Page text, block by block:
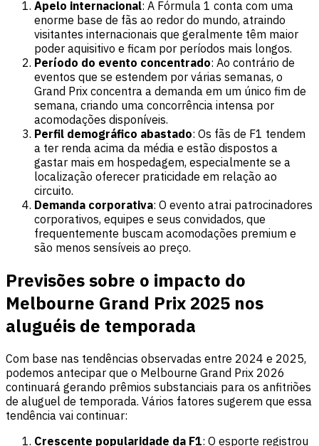
Apelo internacional: A Fórmula 1 conta com uma
enorme base de fãs ao redor do mundo, atraindo
visitantes internacionais que geralmente têm maior
poder aquisitivo e ficam por períodos mais longos.
Período do evento concentrado: Ao contrário de
eventos que se estendem por várias semanas, o
Grand Prix concentra a demanda em um único fim de
semana, criando uma concorrência intensa por
acomodações disponíveis.
Perfil demográfico abastado: Os fãs de F1 tendem
a ter renda acima da média e estão dispostos a
gastar mais em hospedagem, especialmente se a
localização oferecer praticidade em relação ao
circuito.
Demanda corporativa: O evento atrai patrocinadores
corporativos, equipes e seus convidados, que
frequentemente buscam acomodações premium e
são menos sensíveis ao preço.
Previsões sobre o impacto do
Melbourne Grand Prix 2025 nos
aluguéis de temporada
Com base nas tendências observadas entre 2024 e 2025,
podemos antecipar que o Melbourne Grand Prix 2026
continuará gerando prêmios substanciais para os anfitriões
de aluguel de temporada. Vários fatores sugerem que essa
tendência vai continuar:
Crescente popularidade da F1: O esporte registrou